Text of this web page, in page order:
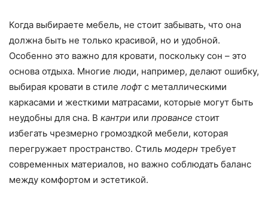
Когда выбираете мебель, не стоит забывать, что она
должна быть не только красивой, но и удобной.
Особенно это важно для кровати, поскольку сон – это
основа отдыха. Многие люди, например, делают ошибку,
выбирая кровати в стилелофт с металлическими
каркасами и жесткими матрасами, которые могут быть
неудобны для сна. В кантри или провансе стоит
избегать чрезмерно громоздкой мебели, которая
перегружает пространство. Стиль модерн требует
современных материалов, но важно соблюдать баланс
между комфортом и эстетикой.